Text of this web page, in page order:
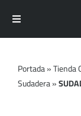
contenido
Toggle
Entrenamiento
Portada»Tienda
Sudadera»